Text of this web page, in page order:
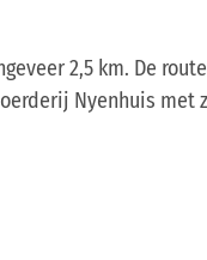
2,5 km. De
Nyenhuis met